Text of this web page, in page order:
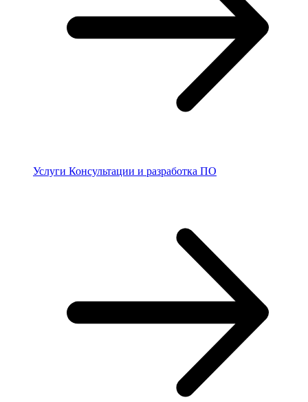
Услуги Консультации и разработка ПО